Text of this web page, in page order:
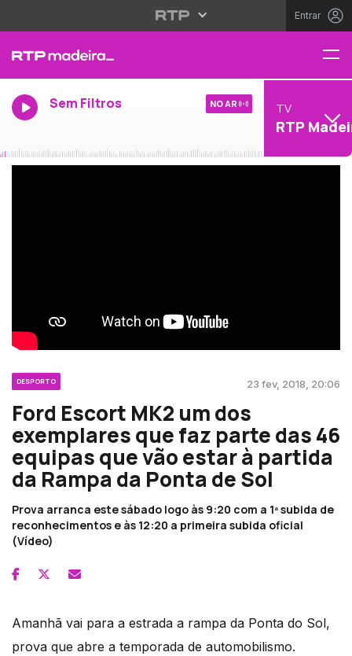
Entrar
Sem Filtros NO AR TV
RTP
DESPORTO 23 fev, 2018, 20:06
Ford Escort MK2 um dos
exemplares que faz parte das 46
equipas que vão estar à partida
da Rampa da Ponta de Sol
Prova arranca este sábado logo às 9:20 com a 1ª subida de
reconhecimentos e às 12:20 a primeira subida oficial
(Vídeo)
Amanhã vai para a estrada a rampa da Ponta do Sol,
prova que abre a temporada de automobilismo.